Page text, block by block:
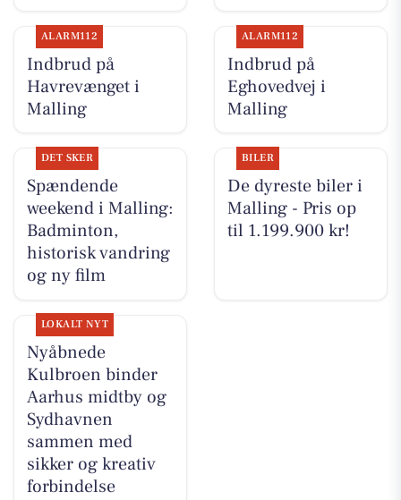
ALARM112
Indbrud på
Havrevænget i
Malling
ALARM112
Indbrud på
Eghovedvej i
Malling
DET SKER
Spændende
weekend i Malling:
Badminton,
historisk vandring
og ny film
BILER
De dyreste biler i
Malling - Pris op
til 1.199.900 kr!
LOKALT NYT
Nyåbnede
Kulbroen binder
Aarhus midtby og
Sydhavnen
sammen med
sikker og kreativ
forbindelse